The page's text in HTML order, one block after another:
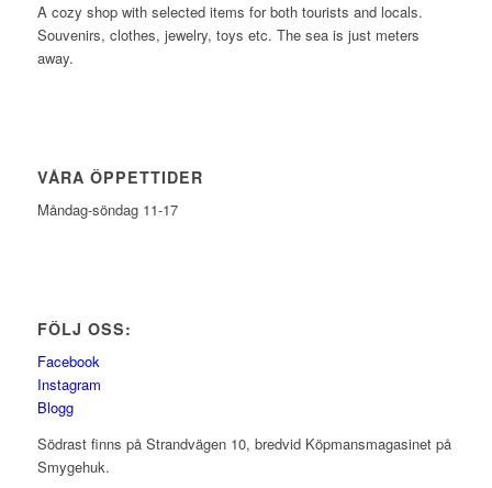
A cozy shop with selected items for both tourists and locals.
Souvenirs, clothes, jewelry, toys etc. The sea is just meters
away.
VÅRA ÖPPETTIDER
Måndag-söndag 11-17
FÖLJ OSS:
Facebook
Instagram
Blogg
Södrast finns på Strandvägen 10, bredvid Köpmansmagasinet på
Smygehuk.